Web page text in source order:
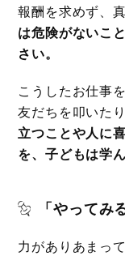
報酬を求めず、
は危険がないこ
さい。
こうしたお仕事
友だちを叩いた
立つことや人に
を、子どもは学
「やってみ
力がありあまっ